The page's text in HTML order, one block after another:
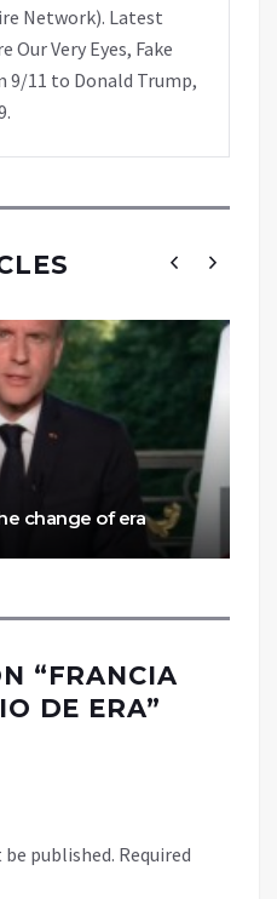
Network). Latest
Our Very Eyes, Fake
9/11 to Donald Trump,
change of era
“FRANCIA
DE ERA”
published. Required